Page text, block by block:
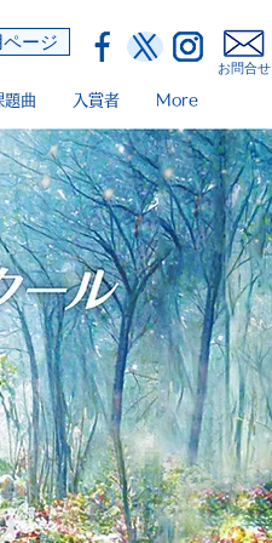
ージ
​お問合せ
題曲 入賞者 More